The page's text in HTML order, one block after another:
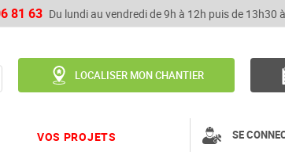
81 63 Du lundi au vendredi de 9h à 12h puis de 13h30
LOCALISER MON CHANTIER
VOS PROJETS SE